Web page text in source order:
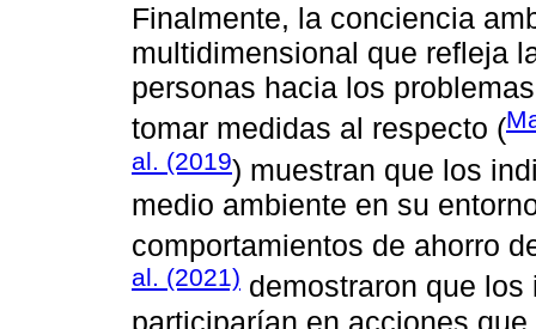
Finalmente, la conciencia
multidimensional que refleja
personas hacia los
tomar medidas al respecto (
al. (2019) muestran que los
medio ambiente en su
comportamientos de ahorro
al. (2021) demostraron que
participarían en acciones